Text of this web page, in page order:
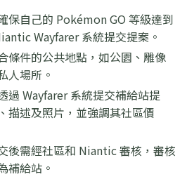
保自己的 Pokémon GO 等級達到
Wayfarer 系統提交提案。
條件的公共地點，如公園、雕像
人場所。
過 Wayfarer 系統提交補給站提
描述及照片，並強調其社區價
後需經社區和 Niantic 審核，審核
補給站。